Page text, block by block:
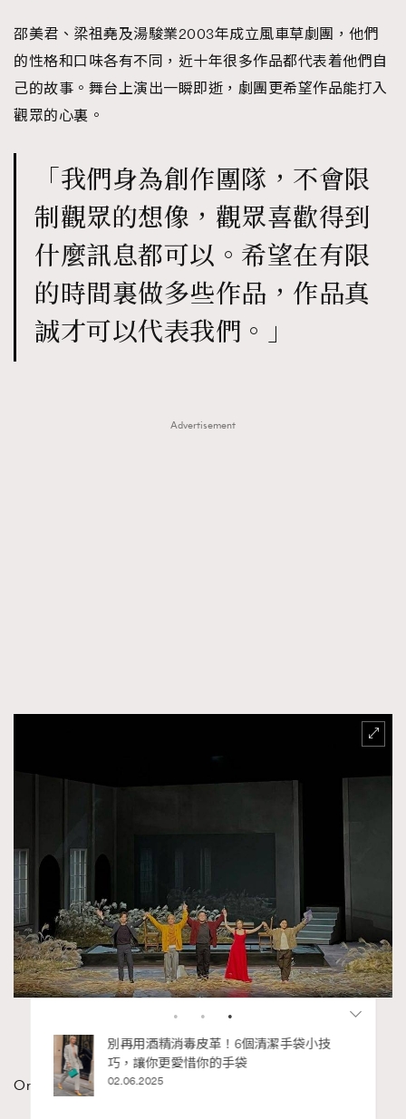
邵美君、梁祖堯及湯駿業2003年成立風車草劇團，他們
的性格和口味各有不同，近十年很多作品都代表着他們自
己的故事。舞台上演出一瞬即逝，劇團更希望作品能打入
觀眾的心裏。
「我們身為創作團隊，不會限
制觀眾的想像，觀眾喜歡得到
什麼訊息都可以。希望在有限
的時間裏做多些作品，作品真
誠才可以代表我們。」
Advertisement
On Kearen (Vest and Shirt):